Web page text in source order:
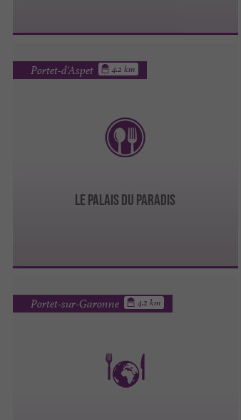
Le Palais du Paradis
Portet-d'Aspet 4.2 km
Portet-sur-Garonne 4.2 km